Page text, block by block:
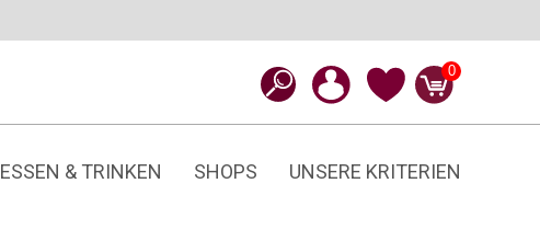
0
ESSEN & TRINKEN SHOPS UNSERE KRITERIEN